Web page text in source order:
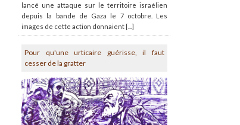
lancé une attaque sur le territoire israélien
depuis la bande de Gaza le 7 octobre. Les
images de cette action donnaient [...]
Pour qu'une urticaire guérisse, il faut
cesser de la gratter